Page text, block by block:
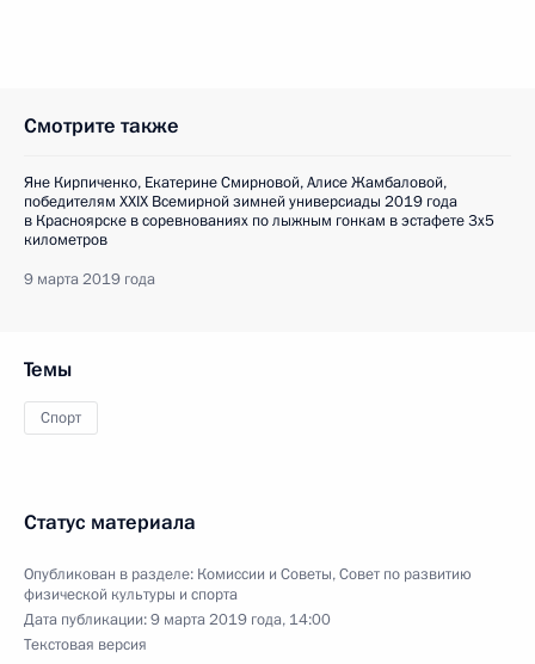
Смотрите также
Яне Кирпиченко, Екатерине Смирновой, Алисе Жамбаловой,
победителям XXIX Всемирной зимней универсиады 2019 года
в Красноярске в соревнованиях по лыжным гонкам в эстафете 3x5
километров
9 марта 2019 года
Темы
Спорт
Статус материала
Опубликован в разделе: Комиссии и Советы,Совет по развитию
физической культуры и спорта
Дата публикации:9 марта 2019 года, 14:00
Текстовая версия